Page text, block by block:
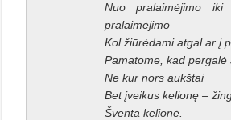
Nuo pralaimėjimo iki
pralaimėjimo –
Kol žiūrėdami atgal ar į
Pamatome, kad pergalė
Ne kur nors aukštai
Bet įveikus kelionę –
Šventa kelionė.